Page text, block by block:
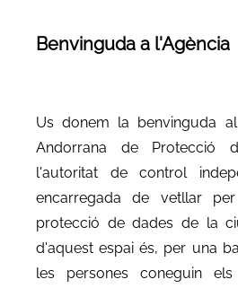
Benvinguda a l'Agència
Us donem la benvinguda
Andorrana de Protecció
l'autoritat de control
encarregada de vetllar
protecció de dades de la
d'aquest espai és, per una
les persones coneguin